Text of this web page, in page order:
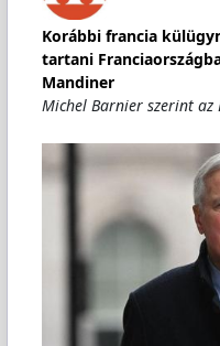
Korábbi francia
tartani
Mandiner
Michel Barnier szerint az